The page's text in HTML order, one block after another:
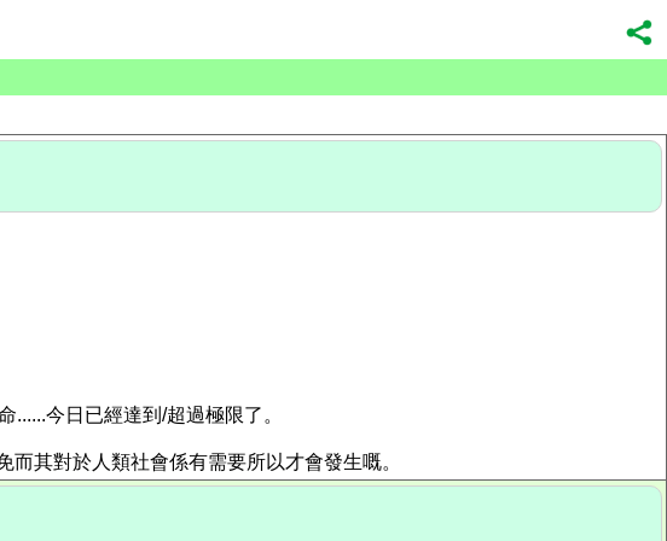
今日已經達到/超過極限了。
其對於人類社會係有需要所以才會發生嘅。